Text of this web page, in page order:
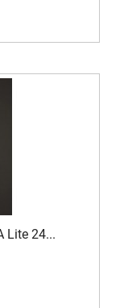
Lite 24...